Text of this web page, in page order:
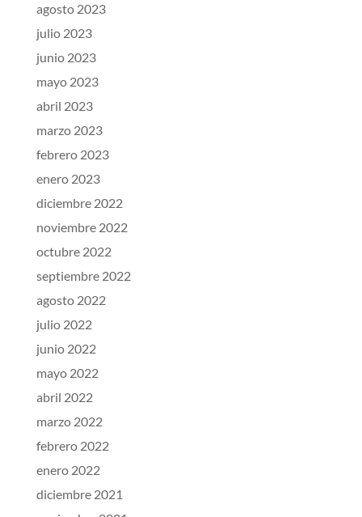
agosto 2023
julio 2023
junio 2023
mayo 2023
abril 2023
marzo 2023
febrero 2023
enero 2023
diciembre 2022
noviembre 2022
octubre 2022
septiembre 2022
agosto 2022
julio 2022
junio 2022
mayo 2022
abril 2022
marzo 2022
febrero 2022
enero 2022
diciembre 2021